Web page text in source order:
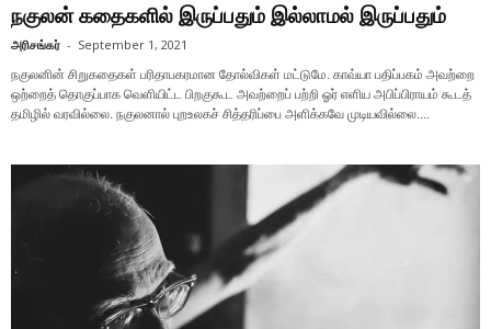
நகுலன் கதைகளில் இருப்பதும் இல்லாமல் இருப்பதும்
அரிசங்கர் - September 1, 2021
நகுலனின் சிறுகதைகள் பரிதாபகரமான தோல்விகள் மட்டுமே. காவ்யா பதிப்பகம் அவற்றை
ஒற்றைத் தொகுப்பாக வெளியிட்ட பிறகுகூட அவற்றைப் பற்றி ஓர் எளிய அபிப்பிராயம் கூடத்
தமிழில் வரவில்லை. நகுலனால் புறஉலகச் சித்தரிப்பை அளிக்கவே முடியவில்லை....